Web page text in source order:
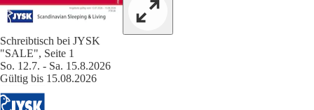
Schreibtisch bei JYSK
"SALE", Seite 1
So. 12.7. - Sa. 15.8.2026
Gültig bis 15.08.2026